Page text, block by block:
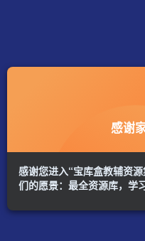
感谢
感谢您进入“宝库盒教辅资
们的愿景：最全资源库，学